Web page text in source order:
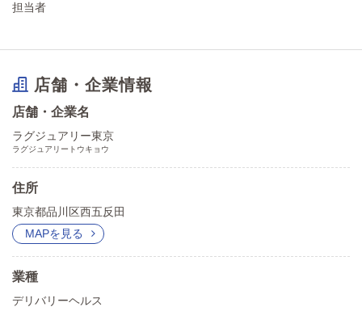
担当者
店舗・企業情報
店舗・企業名
ラグジュアリー東京
ラグジュアリートウキョウ
住所
東京都品川区西五反田
MAPを見る
業種
デリバリーヘルス